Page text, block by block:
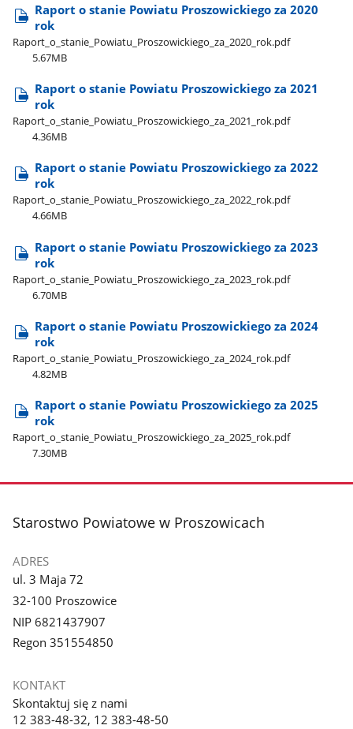
Raport o stanie Powiatu Proszowickiego za 2020
rok
Raport​_o​_stanie​_Powiatu​_Proszowickiego​_za​_2020​_rok.pdf
5.67MB
Raport o stanie Powiatu Proszowickiego za 2021
rok
Raport​_o​_stanie​_Powiatu​_Proszowickiego​_za​_2021​_rok.pdf
4.36MB
Raport o stanie Powiatu Proszowickiego za 2022
rok
Raport​_o​_stanie​_Powiatu​_Proszowickiego​_za​_2022​_rok.pdf
4.66MB
Raport o stanie Powiatu Proszowickiego za 2023
rok
Raport​_o​_stanie​_Powiatu​_Proszowickiego​_za​_2023​_rok.pdf
6.70MB
Raport o stanie Powiatu Proszowickiego za 2024
rok
Raport​_o​_stanie​_Powiatu​_Proszowickiego​_za​_2024​_rok.pdf
4.82MB
Raport o stanie Powiatu Proszowickiego za 2025
rok
Raport​_o​_stanie​_Powiatu​_Proszowickiego​_za​_2025​_rok.pdf
7.30MB
stopka
Starostwo Powiatowe w Proszowicach
ADRES
ul. 3 Maja 72
32-100 Proszowice
NIP 6821437907
Regon 351554850
KONTAKT
Skontaktuj się z nami
12 383-48-32, 12 383-48-50